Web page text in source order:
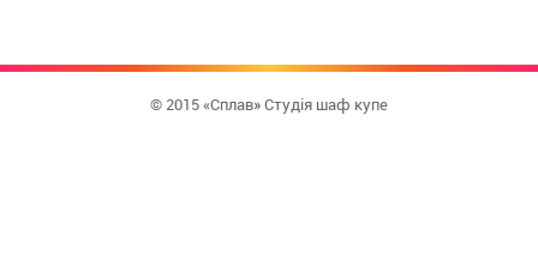
© 2015 «Сплав» Студія шаф купе